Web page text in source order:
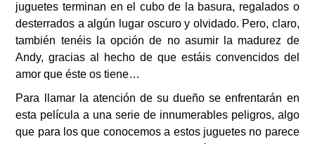
juguetes terminan en el cubo de la basura, regalados o
desterrados a algún lugar oscuro y olvidado. Pero, claro,
también tenéis la opción de no asumir la madurez de
Andy, gracias al hecho de que estáis convencidos del
amor que éste os tiene…
Para llamar la atención de su dueño se enfrentarán en
esta película a una serie de innumerables peligros, algo
que para los que conocemos a estos juguetes no parece